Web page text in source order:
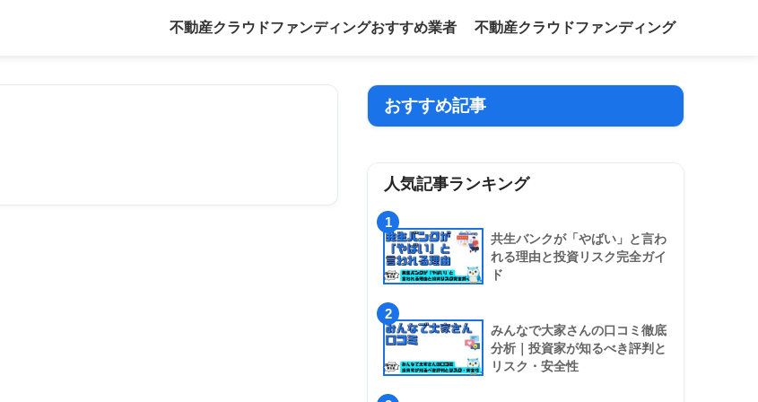
不動産クラウドファンディングおすすめ業者 不動産クラウドファンディング
おすすめ記事
人気記事ランキング
1
共生バンクが「やばい」と言わ
れる理由と投資リスク完全ガイ
ド
2
みんなで大家さんの口コミ徹底
分析｜投資家が知るべき評判と
リスク・安全性